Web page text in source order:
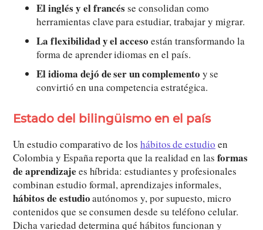
El inglés y el francés se consolidan como
herramientas clave para estudiar, trabajar y migrar.
La flexibilidad y el acceso están transformando la
forma de aprender idiomas en el país.
El idioma dejó de ser un complemento y se
convirtió en una competencia estratégica.
Estado del bilingüismo en el país
Un estudio comparativo de los hábitos de estudio en
Colombia y España reporta que la realidad en las formas
de aprendizaje es híbrida: estudiantes y profesionales
combinan estudio formal, aprendizajes informales,
hábitos de estudioautónomos y, por supuesto, micro
contenidos que se consumen desde su teléfono celular.
Dicha variedad determina qué hábitos funcionan y